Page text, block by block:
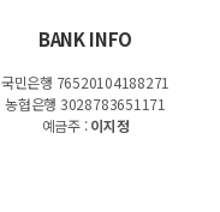
BANK INFO
국민은행 76520104188271
농협은행 3028783651171
예금주 :이지정